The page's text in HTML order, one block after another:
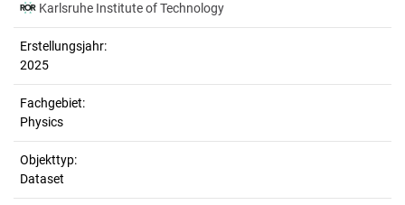
Karlsruhe Institute of Technology
Erstellungsjahr:
2025
Fachgebiet:
Physics
Objekttyp:
Dataset